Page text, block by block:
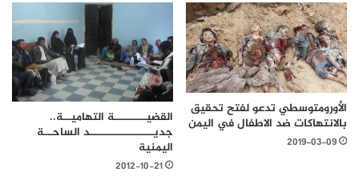
الأورومتوسطي تدعو لفتح تحقيق
بالانتهاكات ضد الاطفال في اليمن
2019-03-09
القضيــــــــة التهاميــة..
جديــــــــــــــــد الساحــة
اليمنية
2012-10-21